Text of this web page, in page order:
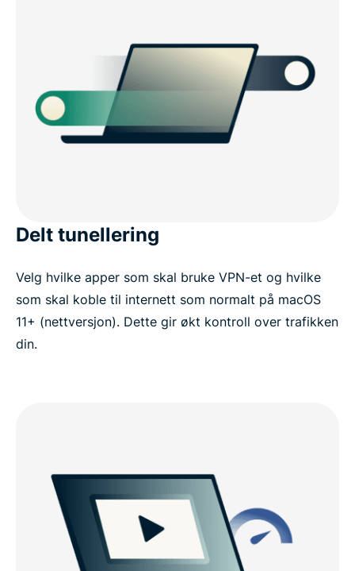
Delt tunellering
Velg hvilke apper som skal bruke VPN-et og hvilke
som skal koble til internett som normalt på macOS
11+ (nettversjon). Dette gir økt kontroll over trafikken
din.